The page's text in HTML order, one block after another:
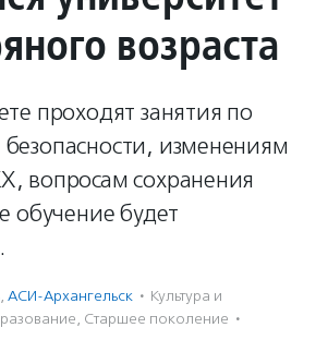
возраста
проходят занятия по
изменениям
вопросам сохранения
обучение будет
, АСИ-Архангельск · Культура и
, Старшее поколение ·